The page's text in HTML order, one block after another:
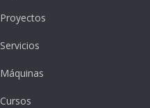
Proyectos
Servicios
Máquinas
Cursos